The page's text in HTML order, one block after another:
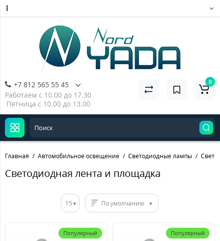
+7 812 565 55 45
Работаем с 10.00 до 17.30
Пятница с 10.00 до 13.00
0
Главная Автомобильное освещение Светодиодные лампы
Светодиодная лента и площадка
15 По умолчанию
Популярный Популярный